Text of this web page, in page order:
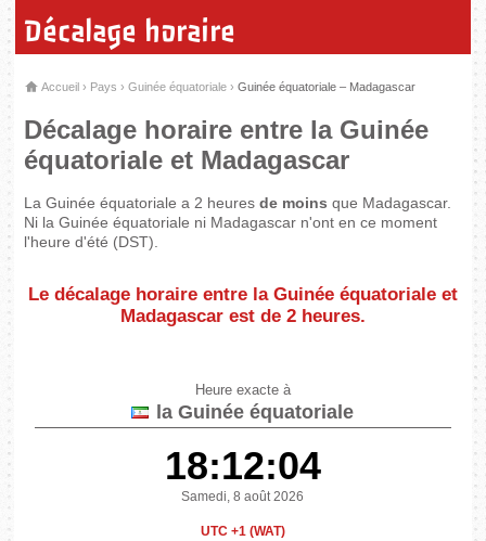
Décalage horaire
Accueil › Pays ›Guinée équatoriale ›Guinée équatoriale – Madagascar
Décalage horaire entre la Guinée
équatoriale et Madagascar
La Guinée équatoriale a 2 heuresde moins que Madagascar.
Ni la Guinée équatoriale ni Madagascar n'ont en ce moment
l'heure d'été (DST).
Le décalage horaire entre la Guinée équatoriale et
Madagascar est de 2 heures.
Heure exacte à
la Guinée équatoriale
18:12:04
Samedi, 8 août 2026
UTC +1 (WAT)